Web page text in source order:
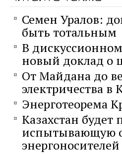
Семен Уралов:
быть тотальным
В
новый доклад о
От Майдана до
электричества в
Энерготеорема
Казахстан будет
испытывающую
энергоносителей